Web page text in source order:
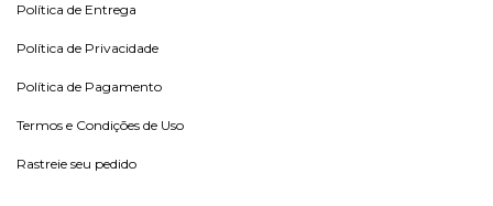
Política de Entrega
Política de Privacidade
Política de Pagamento
Termos e Condições de Uso
Rastreie seu pedido